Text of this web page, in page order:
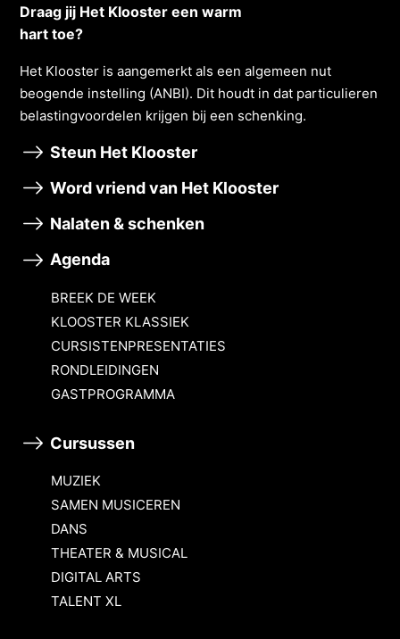
Draag jij Het Klooster een warm
hart toe?
Het Klooster is aangemerkt als een algemeen nut
beogende instelling (ANBI). Dit houdt in dat particulieren
belastingvoordelen krĳgen bĳ een schenking.
Steun Het Klooster
Word vriend van Het Klooster
Nalaten & schenken
Agenda
BREEK DE WEEK
KLOOSTER KLASSIEK
CURSISTENPRESENTATIES
RONDLEIDINGEN
GASTPROGRAMMA
Cursussen
MUZIEK
SAMEN MUSICEREN
DANS
THEATER & MUSICAL
DIGITAL ARTS
TALENT XL